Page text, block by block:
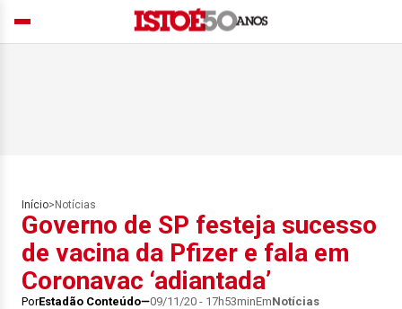
Início> Notícias
Governo de SP festeja sucesso
de vacina da Pfizer e fala em
Coronavac ‘adiantada’
PorEstadão Conteúdo 09/11/20 - 17h53minEmNotícias